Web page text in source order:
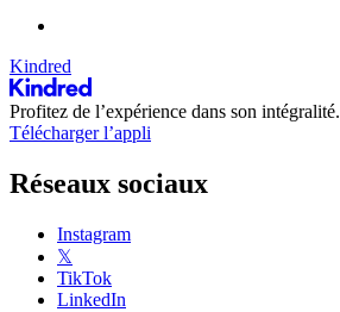
Kindred
Profitez de l’expérience dans son intégralité.
Télécharger l’appli
Réseaux sociaux
Instagram
𝕏
TikTok
LinkedIn